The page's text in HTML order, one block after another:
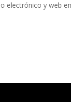
electrónico y web